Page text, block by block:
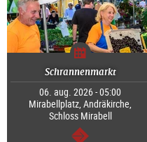
Schrannenmarkt
06. aug. 2026 - 05:00
Mirabellplatz, Andräkirche,
Schloss Mirabell